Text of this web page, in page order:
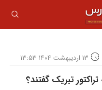
۱۳ اردیبهشت ۱۴۰۴ ۱۳:۵۳
تبریک گفتند؟